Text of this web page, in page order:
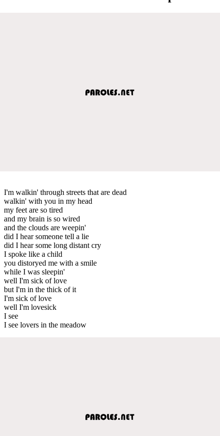
I'm walkin' through streets that are dead
walkin' with you in my head
my feet are so tired
and my brain is so wired
and the clouds are weepin'
did I hear someone tell a lie
did I hear some long distant cry
I spoke like a child
you distoryed me with a smile
while I was sleepin'
well I'm sick of love
but I'm in the thick of it
I'm sick of love
well I'm lovesick
I see
I see lovers in the meadow